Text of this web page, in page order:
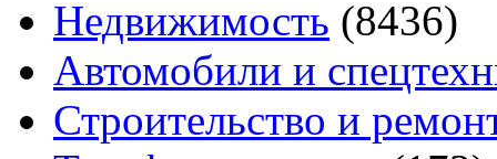
Недвижимость (8436)
Автомобили и
Строительство и